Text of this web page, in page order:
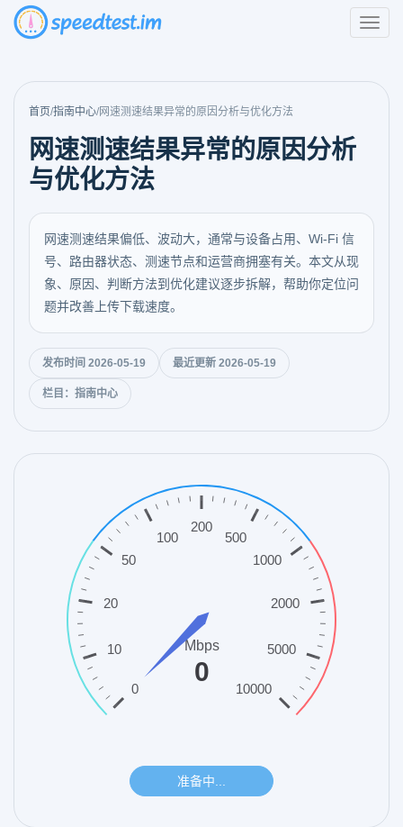
首页/指南中心/网速测速结果异常的原因分析与优化方法
网速测速结果异常的原因分析
与优化方法
网速测速结果偏低、波动大，通常与设备占用、Wi-Fi 信
号、路由器状态、测速节点和运营商拥塞有关。本文从现
象、原因、判断方法到优化建议逐步拆解，帮助你定位问
题并改善上传下载速度。
发布时间 2026-05-19 最近更新 2026-05-19
栏目：指南中心